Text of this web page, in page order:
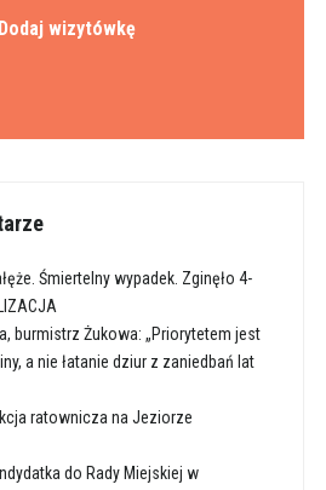
Dodaj wizytówkę
Śmiertelny wypadek. Zginęło 4-
burmistrz Żukowa: „Priorytetem jest
a nie łatanie dziur z zaniedbań lat
ratownicza na Jeziorze
do Rady Miejskiej w